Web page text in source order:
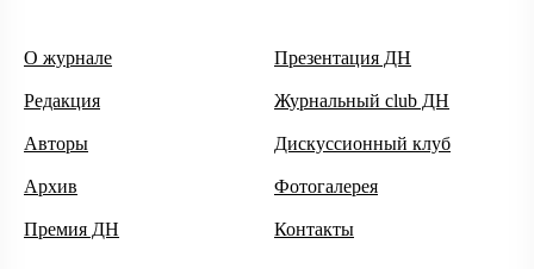
О журнале
Редакция
Авторы
Архив
Премия ДН
Презентация ДН
Журнальный club ДН
Дискуссионный клуб
Фотогалерея
Контакты